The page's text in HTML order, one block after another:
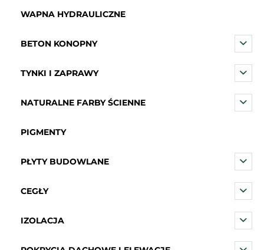
WAPNA HYDRAULICZNE
BETON KONOPNY
TYNKI I ZAPRAWY
NATURALNE FARBY ŚCIENNE
PIGMENTY
PŁYTY BUDOWLANE
CEGŁY
IZOLACJA